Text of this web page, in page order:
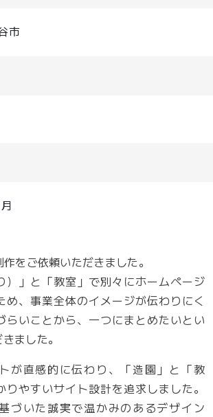
市
をご依頼いただきました。
）」と「教室」で別々にホームページ
め、事業全体のイメージが伝わりにく
らいことから、一つにまとめたいとい
ました。
が直感的に伝わり、「造園」と「教
りやすいサイト設計を追求しました。
づいた誠実で温かみのあるデザイン